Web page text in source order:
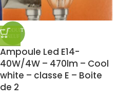
Ampoule Led E14-
40W/4W – 470lm – Cool
white – classe E – Boite
de 2